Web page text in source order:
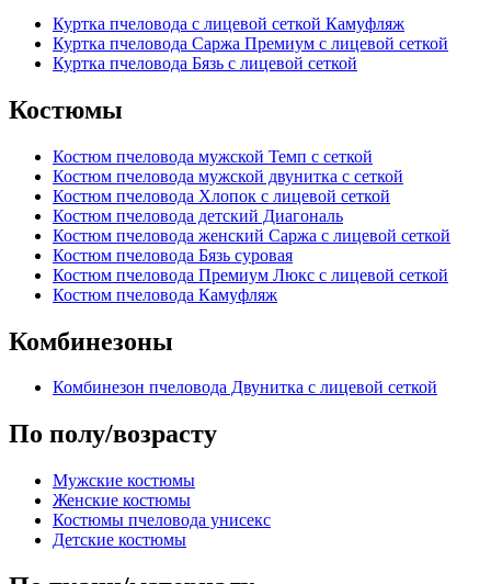
Куртка пчеловода с лицевой сеткой Камуфляж
Куртка пчеловода Саржа Премиум с лицевой сеткой
Куртка пчеловода Бязь с лицевой сеткой
Костюмы
Костюм пчеловода мужской Темп с сеткой
Костюм пчеловода мужской двунитка с сеткой
Костюм пчеловода Хлопок с лицевой сеткой
Костюм пчеловода детский Диагональ
Костюм пчеловода женский Саржа с лицевой сеткой
Костюм пчеловода Бязь суровая
Костюм пчеловода Премиум Люкс с лицевой сеткой
Костюм пчеловода Камуфляж
Комбинезоны
Комбинезон пчеловода Двунитка с лицевой сеткой
По полу/возрасту
Мужские костюмы
Женские костюмы
Костюмы пчеловода унисекс
Детские костюмы